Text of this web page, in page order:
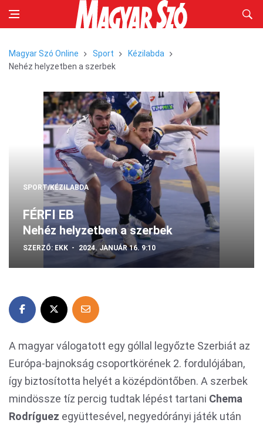
Magyar Szó Online Sport
Kézilabda
Nehéz helyzetben a szerbek
SPORT/KÉZILABDA
FÉRFI EB
Nehéz helyzetben a szerbek
SZERZŐ: EKK 2024. JANUÁR 16. 9:10
A magyar válogatott egy góllal legyőzte Szerbiát az
Európa-bajnokság csoportkörének 2. fordulójában,
így biztosította helyét a középdöntőben. A szerbek
mindössze tíz percig tudtak lépést tartani Chema
Rodríguez együttesével, negyedórányi játék után